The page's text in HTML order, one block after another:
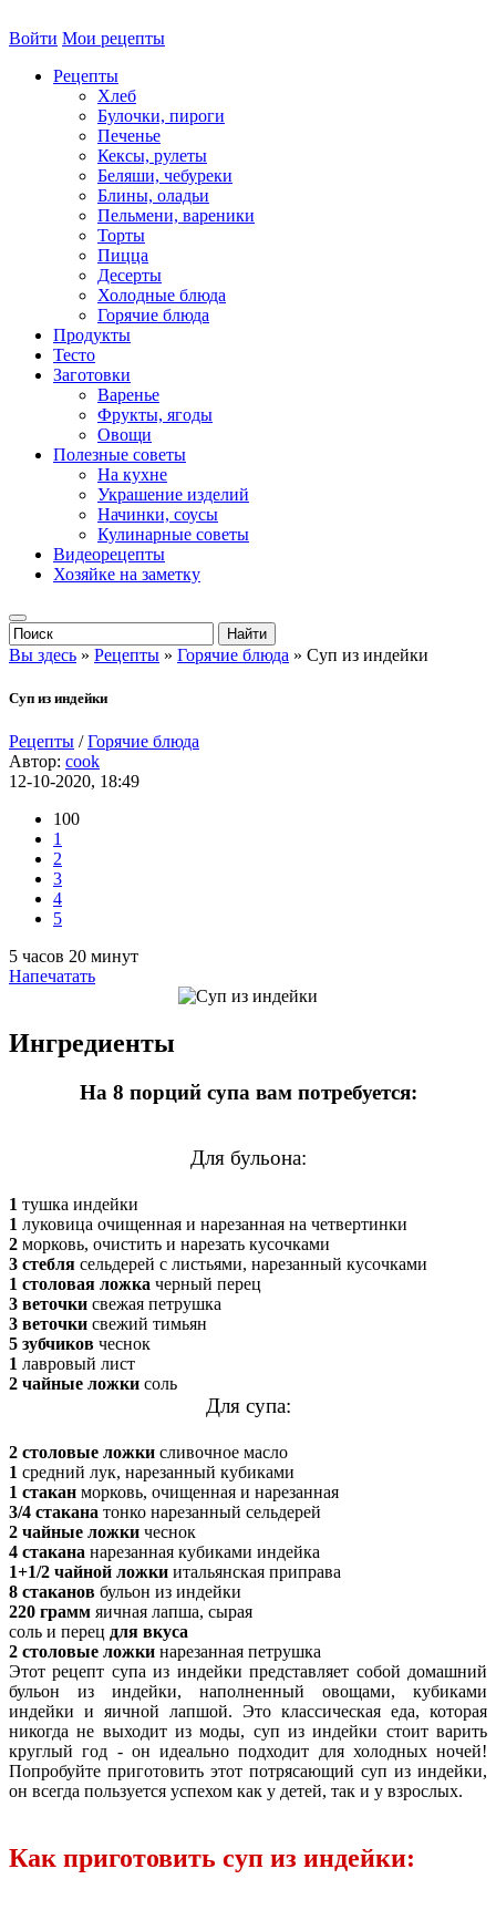
Войти Мои рецепты
Рецепты
Хлеб
Булочки, пироги
Печенье
Кексы, рулеты
Беляши, чебуреки
Блины, оладьи
Пельмени, вареники
Торты
Пицца
Десерты
Холодные блюда
Горячие блюда
Продукты
Тесто
Заготовки
Варенье
Фрукты, ягоды
Овощи
Полезные советы
На кухне
Украшение изделий
Начинки, соусы
Кулинарные советы
Видеорецепты
Хозяйке на заметку
Вы здесь » Рецепты » Горячие блюда » Суп из индейки
Суп из индейки
Рецепты /Горячие блюда
Автор: cook
12-10-2020, 18:49
100
1
2
3
4
5
5 часов 20 минут
Напечатать
Ингредиенты
На 8 порций супа вам потребуется:
Для бульона:
1 тушка индейки
1 луковица очищенная и нарезанная на четвертинки
2 морковь, очистить и нарезать кусочками
3 стебля сельдерей с листьями, нарезанный кусочками
1 столовая ложка черный перец
3 веточки свежая петрушка
3 веточки свежий тимьян
5 зубчиков чеснок
1 лавровый лист
2 чайные ложки соль
Для супа:
2 столовые ложки сливочное масло
1 средний лук, нарезанный кубиками
1 стакан морковь, очищенная и нарезанная
3/4 стакана тонко нарезанный сельдерей
2 чайные ложки чеснок
4 стакана нарезанная кубиками индейка
1+1/2 чайной ложки итальянская приправа
8 стаканов бульон из индейки
220 грамм яичная лапша, сырая
соль и перец для вкуса
2 столовые ложки нарезанная петрушка
Этот рецепт супа из индейки представляет собой домашний
бульон из индейки, наполненный овощами, кубиками
индейки и яичной лапшой. Это классическая еда, которая
никогда не выходит из моды, суп из индейки стоит варить
круглый год - он идеально подходит для холодных ночей!
Попробуйте приготовить этот потрясающий суп из индейки,
он всегда пользуется успехом как у детей, так и у взрослых.
Как приготовить суп из индейки: